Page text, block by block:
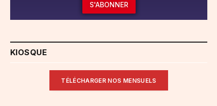
S'ABONNER
KIOSQUE
TÉLÉCHARGER NOS MENSUELS